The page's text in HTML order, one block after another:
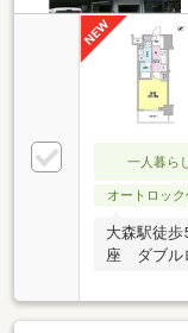
一人暮ら
オートロック
大森駅徒
座 ダブル